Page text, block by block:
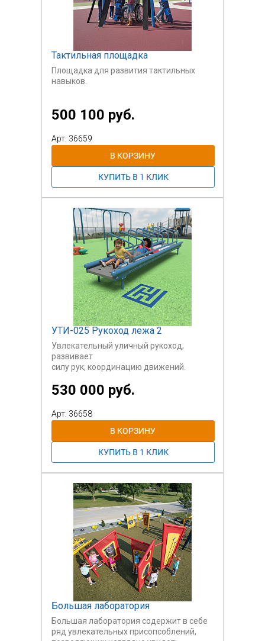
Тактильная площадка
Площадка для развития тактильных
навыков.
детей с ОВЗ.
500 100 руб.
Арт: 36659
УТИ-025 Рукоход лежа 2
Увлекательный уличный рукоход,
развивает
силу рук, координацию движений.
выполняет функции массажера спины.
Предназначен для спортивных
площадок.
Отталкиваясь руками за ручки-дуги
рукохода,
ребенок перемещает свое тело в
положении
лежа на спине, перекатываясь по
роликам.
Оборудование предназначено в т.ч. для
530 000 руб.
Арт: 36658
Большая лаборатория
Большая лаборатория содержит в себе
ряд увлекательных присопсоблений,